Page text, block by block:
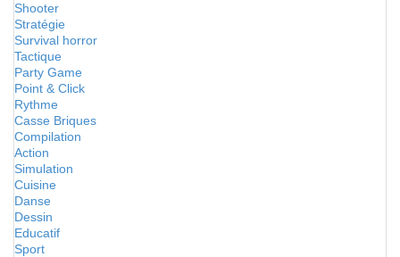
Shooter
Stratégie
Survival horror
Tactique
Party Game
Point & Click
Rythme
Casse Briques
Compilation
Action
Simulation
Cuisine
Danse
Dessin
Educatif
Sport